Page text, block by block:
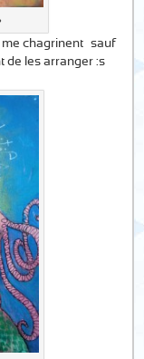
chagrinent… sauf
de les arranger :s